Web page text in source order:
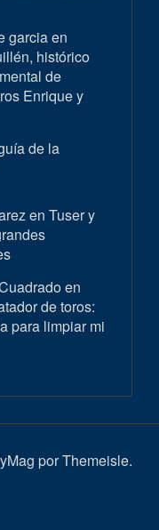
garcia en
histórico
de
Enrique y
de la
en Tuser y
en
de toros:
para limpiar mi
por Themeisle.